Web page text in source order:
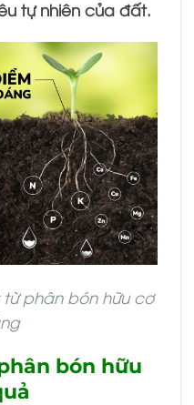
tự nhiên của đất.
phân bón hữu cơ
bón hữu